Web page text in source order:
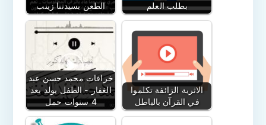
الطعن بسيدتنا زينب
بطلب العلم
خرافات محمد حسن عبد
الغفار - الطفل يولد بعد
4 سنوات حمل
الاثرية الزائفة تكلموا
في القرآن بالباطل